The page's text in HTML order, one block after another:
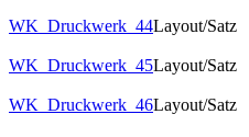
WK_Druckwerk_44Layout/Satz
WK_Druckwerk_45Layout/Satz
WK_Druckwerk_46Layout/Satz